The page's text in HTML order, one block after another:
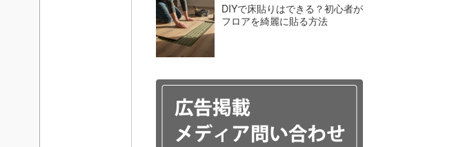
DIYで床貼りはできる？初心者が
フロアを綺麗に貼る方法